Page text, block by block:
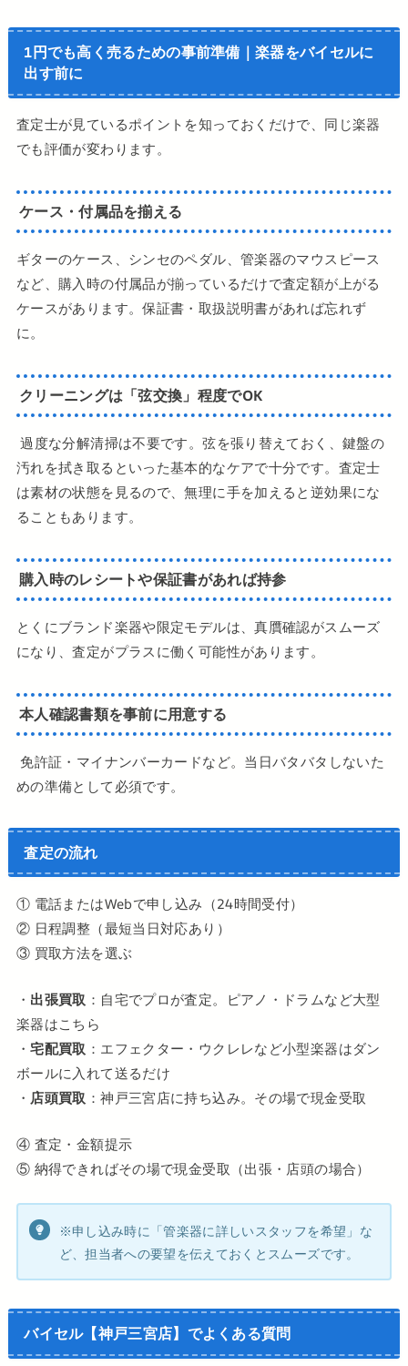
1円でも高く売るための事前準備｜楽器をバイセルに
出す前に
査定士が見ているポイントを知っておくだけで、同じ楽器
でも評価が変わります。
ケース・付属品を揃える
ギターのケース、シンセのペダル、管楽器のマウスピース
など、購入時の付属品が揃っているだけで査定額が上がる
ケースがあります。保証書・取扱説明書があれば忘れず
に。
クリーニングは「弦交換」程度でOK
過度な分解清掃は不要です。弦を張り替えておく、鍵盤の
汚れを拭き取るといった基本的なケアで十分です。査定士
は素材の状態を見るので、無理に手を加えると逆効果にな
ることもあります。
購入時のレシートや保証書があれば持参
とくにブランド楽器や限定モデルは、真贋確認がスムーズ
になり、査定がプラスに働く可能性があります。
本人確認書類を事前に用意する
免許証・マイナンバーカードなど。当日バタバタしないた
めの準備として必須です。
査定の流れ
① 電話またはWebで申し込み（24時間受付）
② 日程調整（最短当日対応あり）
③ 買取方法を選ぶ
・ 出張買取：自宅でプロが査定。ピアノ・ドラムなど大型
楽器はこちら
・宅配買取：エフェクター・ウクレレなど小型楽器はダン
ボールに入れて送るだけ
・店頭買取：神戸三宮店に持ち込み。その場で現金受取
④ 査定・金額提示
⑤ 納得できればその場で現金受取（出張・店頭の場合）
※申し込み時に「管楽器に詳しいスタッフを希望」な
ど、担当者への要望を伝えておくとスムーズです。
バイセル【神戸三宮店】でよくある質問